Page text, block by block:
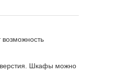
Шкафы можно